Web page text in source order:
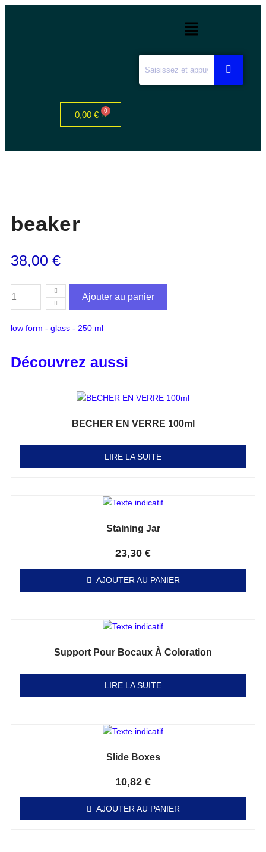
0,00 €
beaker
38,00 €
Ajouter au panier
low form - glass - 250 ml
Découvrez aussi
BECHER EN VERRE 100ml
LIRE LA SUITE
Staining Jar
23,30 €
AJOUTER AU PANIER
Support Pour Bocaux À Coloration
LIRE LA SUITE
Slide Boxes
10,82 €
AJOUTER AU PANIER